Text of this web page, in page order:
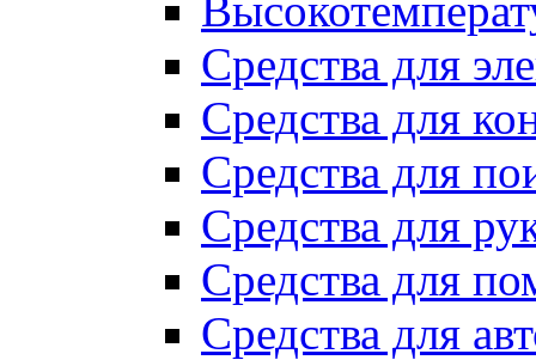
Средства для
Средства для
Средства для
Средства для
Средства для
Средства для